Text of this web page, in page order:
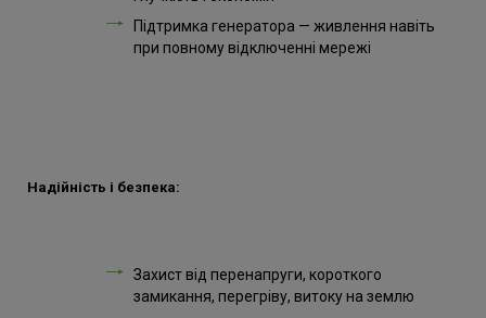
Підтримка генератора — живлення навіть
при повному відключенні мережі
Надійність і безпека:
Захист від перенапруги, короткого
замикання, перегріву, витоку на землю